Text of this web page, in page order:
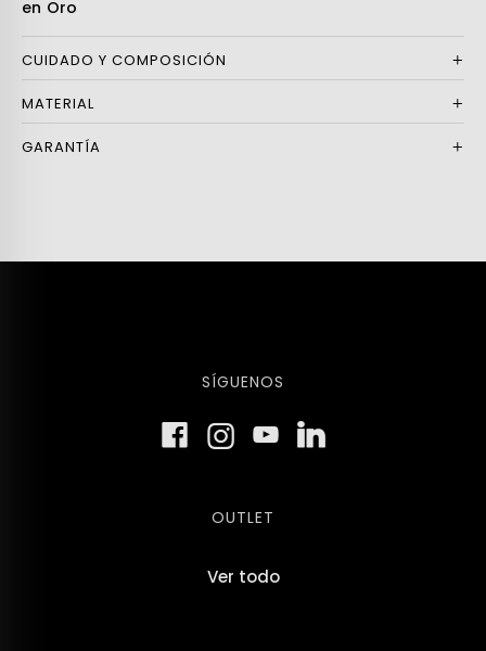
en Oro
CUIDADO Y COMPOSICIÓN
MATERIAL
GARANTÍA
SÍGUENOS
OUTLET
Ver todo